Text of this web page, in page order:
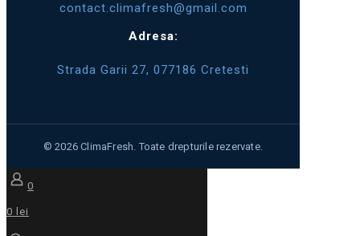
contact.climafresh@gmail.com
Adresa:
Strada Garii 27, 077186 Cretesti
0
0 lei